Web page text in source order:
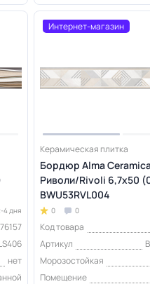
4 дня
76157
нет
Интернет-магазин
Керамическая плитка
Бордюр Alma
Риволи/Rivoli 6,7х50
BWU53RVL004
0 0
Код товара
Артикул
Морозостойкая
Помещение